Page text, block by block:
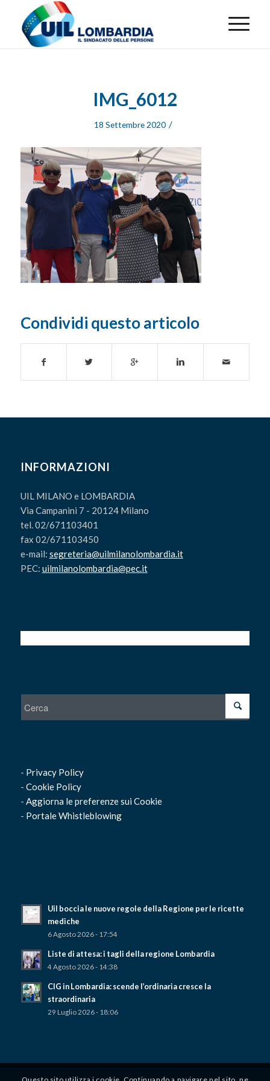
IMG_6012
18 Settembre 2020 /
Condividi questo articolo
INFORMAZIONI
UIL MILANO e LOMBARDIA
Via Campanini 7 - 20124 Milano
tel. 02/671103401
fax 02/671103450
e-mail: segreteria@uilmilanolombardia.it
PEC: uilmilanolombardia@pec.it
- Privacy Policy
- Cookie Policy
- Aggiorna le preferenze sui Cookie
- Portale Whistleblowing
Uil boccia le nuove regole della Regione per le ricette
mediche
6 Agosto 2026 - 17:54
Liste di attesa: i tagli della regione Lombardia
4 Agosto 2026 - 14:38
CIG in Lombardia: scende l’ordinaria cresce la
straordinaria
29 Luglio 2026 - 18:06